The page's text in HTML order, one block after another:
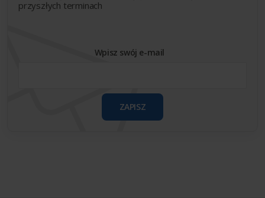
przyszłych terminach
Wpisz swój e-mail
ZAPISZ